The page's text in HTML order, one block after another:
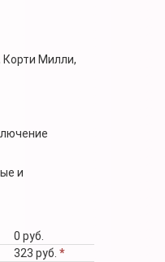
Корти Милли,
и
0 руб.
323 руб. *